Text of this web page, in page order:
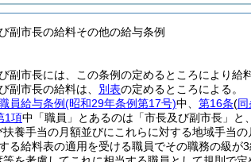
副市長の給料その他の給与条例
副市長には、この条例の定めるところにより給
副市長の給料は、 別表の定めるところによる。
員給与条例(昭和29年条例第17号)中、 第16条(
1項中「職員」とあるのは「市長及び副市長」と、
養手当の月額並びにこれらに対する地域手当
る給料表の適用を受ける職員でその職務の級が3